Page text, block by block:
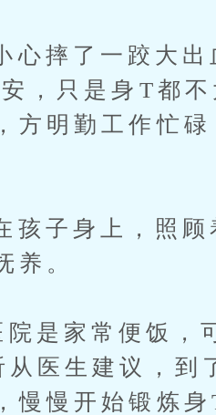
了一跤大出
，只是身T都不
方明勤工作忙碌
身上，照顾
养。
家常便饭，
医生建议，到
慢慢开始锻炼